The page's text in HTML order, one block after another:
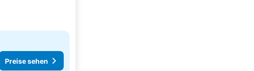
Preise sehen